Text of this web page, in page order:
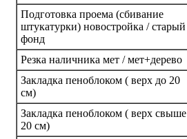
Подготовка проема (сбивание
штукатурки) новостройка / старый
фонд
Резка наличника мет / мет+дерево
Закладка пеноблоком ( верх до 20
см)
Закладка пеноблоком ( верх свыше
20 см)